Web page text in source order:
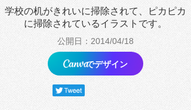
学校の机がきれいに掃除されて、ピカピカ
に掃除されているイラストです。
公開日：2014/04/18
でデザイン